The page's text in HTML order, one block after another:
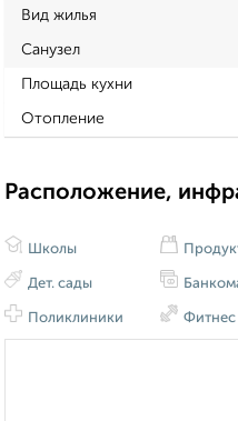
Вид жилья
Санузел
Площадь кухни
Отопление
Расположение,
Школы
Дет. сады
Поликлиники Фитнес